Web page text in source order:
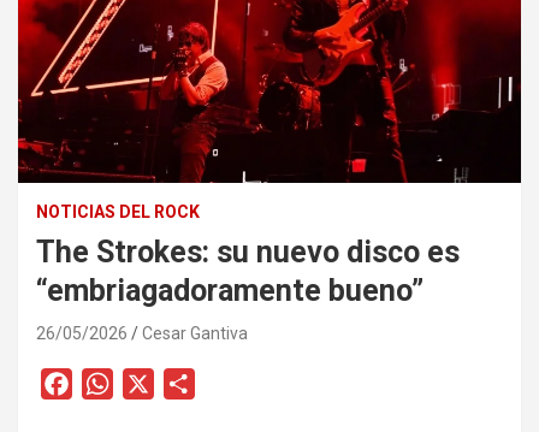
NOTICIAS DEL ROCK
The Strokes: su nuevo disco es
“embriagadoramente bueno”
26/05/2026 Cesar Gantiva
W